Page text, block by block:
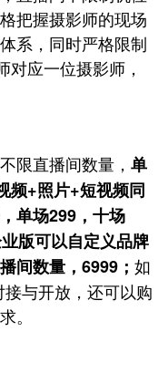
把握摄影师的现场
系，同时严格限制
对应一位摄影师，
限直播间数量，单
频+照片+短视频同
单场299，十场
版可以自定义品牌
间数量，6999；如
与开放，还可以购
。